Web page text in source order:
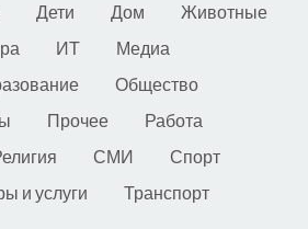
Дети Дом
Животные
ИТ
Медиа
Общество
Прочее
Работа
СМИ
Спорт
и услуги
Транспорт